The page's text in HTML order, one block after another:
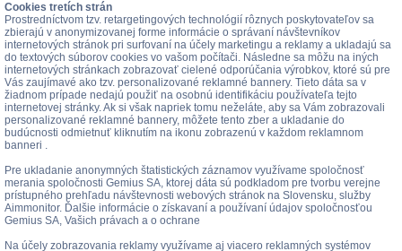
Cookies tretích strán
Prostredníctvom tzv. retargetingových technológií rôznych poskytovateľov sa
zbierajú v anonymizovanej forme informácie o správaní návštevníkov
internetových stránok pri surfovaní na účely marketingu a reklamy a ukladajú sa
do textových súborov cookies vo vašom počítači. Následne sa môžu na iných
internetových stránkach zobrazovať cielené odporúčania výrobkov, ktoré sú pre
Vás zaujímavé ako tzv. personalizované reklamné bannery. Tieto dáta sa v
žiadnom prípade nedajú použiť na osobnú identifikáciu používateľa tejto
internetovej stránky. Ak si však napriek tomu neželáte, aby sa Vám zobrazovali
personalizované reklamné bannery, môžete tento zber a ukladanie do
budúcnosti odmietnuť kliknutím na ikonu zobrazenú v každom reklamnom
banneri .
Pre ukladanie anonymných štatistických záznamov využívame spoločnosť
merania spoločnosti Gemius SA, ktorej dáta sú podkladom pre tvorbu verejne
prístupného prehľadu návštevnosti webových stránok na Slovensku, služby
Aimmonitor. Ďalšie informácie o získavaní a používaní údajov spoločnosťou
Gemius SA, Vašich právach a o ochrane
Na účely zobrazovania reklamy využívame aj viacero reklamných systémov